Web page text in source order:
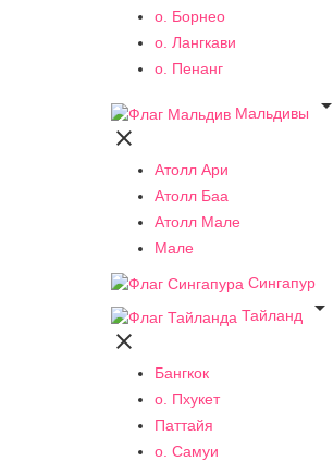
о. Борнео
о. Лангкави
о. Пенанг
Мальдивы


Атолл Ари
Атолл Баа
Атолл Мале
Мале
Сингапур
Тайланд


Бангкок
о. Пхукет
Паттайя
о. Самуи